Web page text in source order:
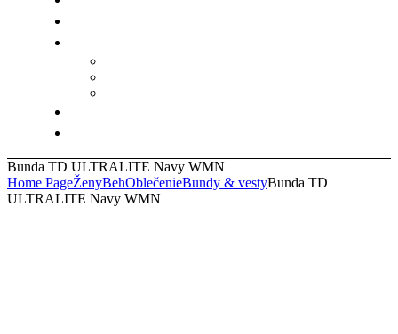
Bunda TD ULTRALITE Navy WMN
Home PageŽenyBehOblečenieBundy & vestyBunda TD
ULTRALITE Navy WMN